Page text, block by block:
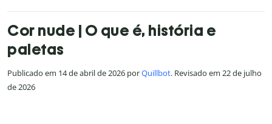
Cor nude | O que é, história e
paletas
Publicado em 14 de abril de 2026 porQuillbot. Revisado em 22 de julho
de 2026